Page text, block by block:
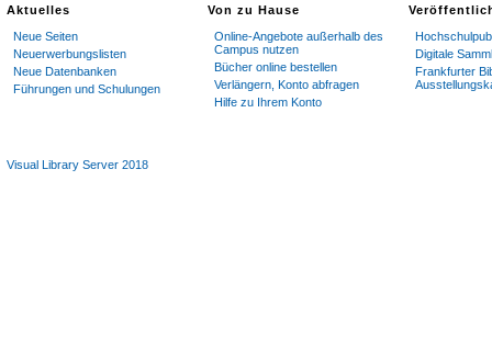
Aktuelles
Neue Seiten
Neuerwerbungslisten
Neue Datenbanken
Führungen und Schulungen
Von zu Hause
Online-Angebote außerhalb des
Campus nutzen
Bücher online bestellen
Verlängern, Konto abfragen
Hilfe zu Ihrem Konto
Digitale
Frankfurter
Visual Library Server 2018